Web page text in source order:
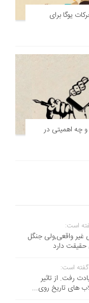
یوگا برای
چه اهمیتی در
است:
غیر واقعی,ولی جنگل
حقیقت دارد
است:
رفت. از تاثیر
های تاریخ روی...